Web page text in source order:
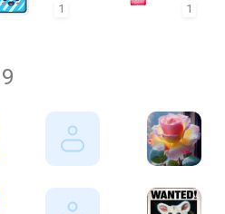
1 1
9